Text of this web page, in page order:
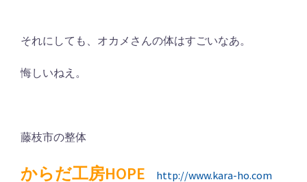
それにしても、オカメさんの体はすごいなあ。
悔しいねえ。
藤枝市の整体
からだ工房HOPE http://www.kara-ho.com